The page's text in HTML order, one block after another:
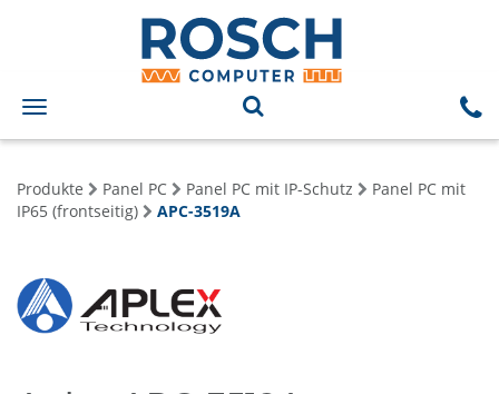
Toggle
navigation
Produkte Panel PC Panel PC mit IP-Schutz
Panel PC mit
IP65 (frontseitig)
APC-3519A